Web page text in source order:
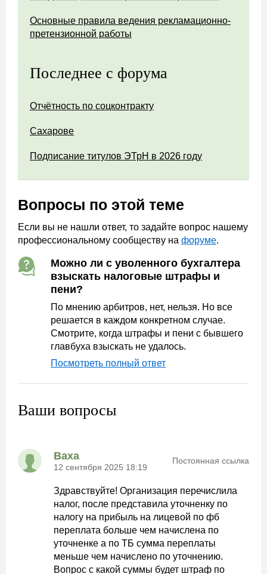
Основные правила ведения рекламационно-
претензионной работы
Последнее с форума
Отчётность по соцконтракту
Сахарове
Подписание титулов ЭТрН в 2026 году
Вопросы по этой теме
Если вы не нашли ответ, то задайте вопрос нашему
профессиональному сообществу на форуме.
Можно ли с уволенного бухгалтера
взыскать налоговые штрафы и
пени?
По мнению арбитров, нет, нельзя. Но все
решается в каждом конкретном случае.
Смотрите, когда штрафы и пени с бывшего
главбуха взыскать не удалось.
Посмотреть полный ответ
Ваши вопросы
Ваха
12 сентября 2025 18:19
Постоянная ссылка
Здравствуйте! Организация перечислила
налог, после представила уточненку по
налогу на прибыль на лицевой по фб
переплата больше чем начислена по
уточненке а по ТБ сумма переплаты
меньше чем начислено по уточнению.
Вопрос с какой суммы будет штраф по